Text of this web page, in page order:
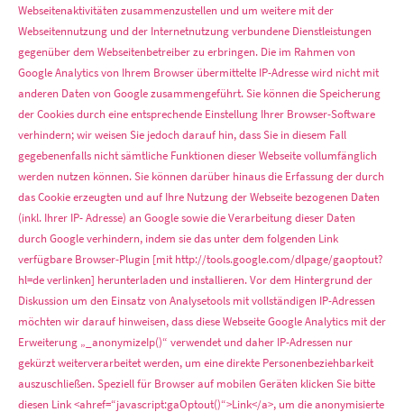
Webseitenaktivitäten zusammenzustellen und um weitere mit der
Webseitennutzung und der Internetnutzung verbundene Dienstleistungen
gegenüber dem Webseitenbetreiber zu erbringen. Die im Rahmen von
Google Analytics von Ihrem Browser übermittelte IP-Adresse wird nicht mit
anderen Daten von Google zusammengeführt. Sie können die Speicherung
der Cookies durch eine entsprechende Einstellung Ihrer Browser-Software
verhindern; wir weisen Sie jedoch darauf hin, dass Sie in diesem Fall
gegebenenfalls nicht sämtliche Funktionen dieser Webseite vollumfänglich
werden nutzen können. Sie können darüber hinaus die Erfassung der durch
das Cookie erzeugten und auf Ihre Nutzung der Webseite bezogenen Daten
(inkl. Ihrer IP- Adresse) an Google sowie die Verarbeitung dieser Daten
durch Google verhindern, indem sie das unter dem folgenden Link
verfügbare Browser-Plugin [mit http://tools.google.com/dlpage/gaoptout?
hl=de verlinken] herunterladen und installieren. Vor dem Hintergrund der
Diskussion um den Einsatz von Analysetools mit vollständigen IP-Adressen
möchten wir darauf hinweisen, dass diese Webseite Google Analytics mit der
Erweiterung „_anonymizeIp()“ verwendet und daher IP-Adressen nur
gekürzt weiterverarbeitet werden, um eine direkte Personenbeziehbarkeit
auszuschließen. Speziell für Browser auf mobilen Geräten klicken Sie bitte
diesen Link <ahref=“javascript:gaOptout()“>Link</a>, um die anonymisierte